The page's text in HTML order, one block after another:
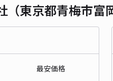
（東京都青梅市富
最安価格